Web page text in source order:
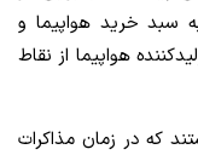
سبد خرید هواپیما و
هواپیما از نقاط
که در زمان مذاکرات